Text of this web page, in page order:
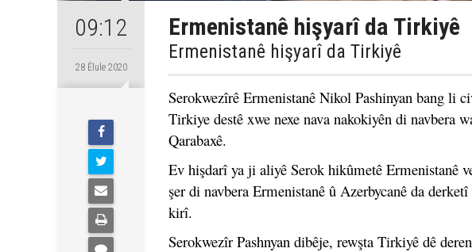
09:12
28 Êlule 2020
Ermenistanê hişyarî da Tirkiyê
Ermenistanê hişyarî da Tirkiyê
Serokwezîrê Ermenistanê Nikol Pashinyan bang li
Tirkiye destê xwe nexe nava nakokiyên di navbera
Qarabaxê.
Ev hişdarî ya ji aliyê Serok hikûmetê Ermenistanê
şer di navbera Ermenistanê û Azerbycanê da
kirî.
Serokwezîr Pashnyan dibêje, rewşta Tirkiyê dê